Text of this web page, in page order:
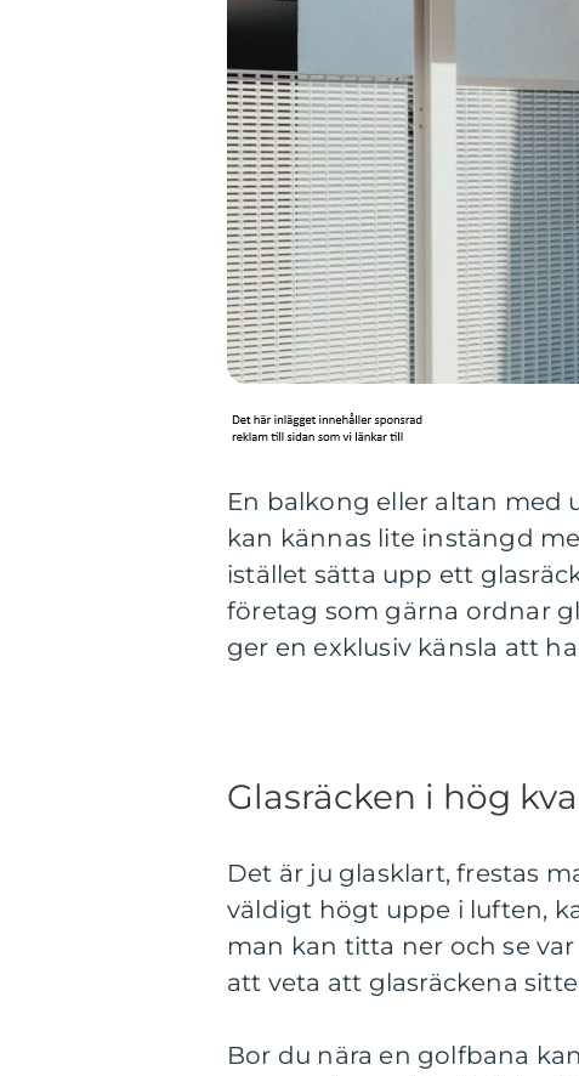
En balkong eller altan med
kan kännas lite instängd
istället sätta upp ett
företag som gärna ordnar
ger en exklusiv känsla att
Glasräcken i hög
Det är ju glasklart, frestas
väldigt högt uppe i luften,
man kan titta ner och se
att veta att glasräckena
Bor du nära en golfbana